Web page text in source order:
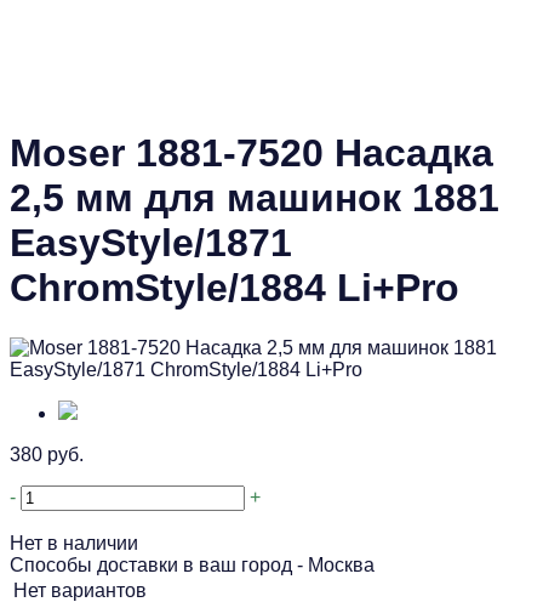
Moser 1881-7520 Насадка
2,5 мм для машинок 1881
EasyStyle/1871
ChromStyle/1884 Li+Pro
380 руб.
- +
Нет в наличии
Способы доставки в ваш город - Москва
Нет вариантов